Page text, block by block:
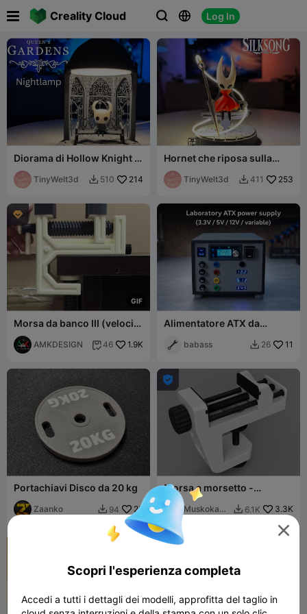
Creality Cloud   Log In
 
Diorama di Hollow Knight -
Panchina del Giardino della
ReginaTinyWelt3d  510 214
Hornet che riposa sulla
panchina - Silksong - LED -
NO AMSTinyWelt3d  411 253
GIF

Morsa da banco III (velocità
di traslazione: 5,5 - 11 - 22
mm/giro)AMKDESIGN  46 1.9K
Alimentatore ATX da
prova (3,3V / 5V / 12V)
babass  26 11
Portachiavi Disco da 20 kg
Zaanko  94 25

Morsa a morsetto -
completamente stampabile
in 3DMuskokaRe
 6.1K 3.3K

Scopri l'esperienza completa
Accedi a tutti i dettagli dei modelli, approfitta del taglio in